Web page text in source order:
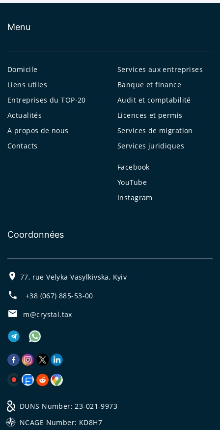
Menu
Domicile
Liens utiles
Entreprises du TOP-20
Actualités
A propos de nous
Contacts
Services aux entreprises
Banque et finance
Audit et comptabilité
Licences et permis
Services de migration
Services juridiques
Facebook
YouTube
Instagram
Coordonnées
77, rue Velyka Vasylkivska, Kyiv
+38 (067) 885-53-00
m@crystal.tax
DUNS Number: 23-021-9973
NCAGE Number: KD8H7